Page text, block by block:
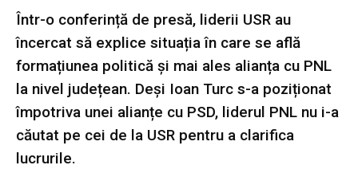
Într-o conferință de presă, liderii USR au
încercat să explice situația în care se află
formațiunea politică și mai ales alianța cu PNL
la nivel județean. Deși Ioan Turc s-a poziționat
împotriva unei alianțe cu PSD, liderul PNL nu i-a
căutat pe cei de la USR pentru a clarifica
lucrurile.